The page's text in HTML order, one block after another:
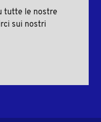
tutte le nostre
sui nostri